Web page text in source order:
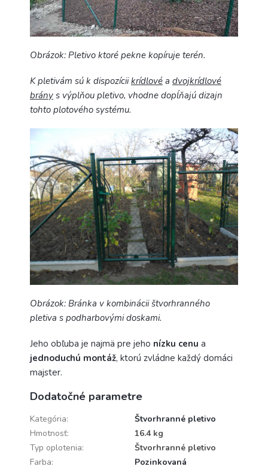
Obrázok: Pletivo ktoré pekne kopíruje terén.
K pletivám sú k dispozíciikrídlové a dvojkrídlové
brány s výplňou pletivo, vhodne dopĺňajú dizajn
tohto plotového systému.
Obrázok: Bránka v kombinácii štvorhranného
pletiva s podharbovými doskami.
Jeho obľuba je najmä pre jeho nízku cenu a
jednoduchú montáž, ktorú zvládne každý domáci
majster.
Dodatočné parametre
Kategória:
Štvorhranné pletivo
Hmotnosť:
16.4 kg
Typ oplotenia:
Štvorhranné pletivo
Farba:
Pozinkovaná